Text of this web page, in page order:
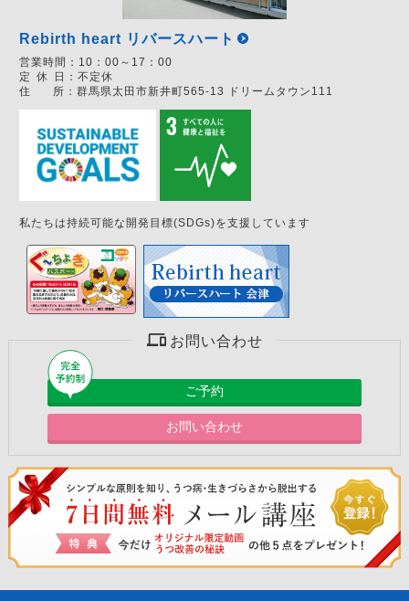
Rebirth heart リバースハート
営業時間： 10：00～17：00
定 休 日： 不定休
住
所： 群馬県太田市新井町565-13 ドリームタウン111
私たちは持続可能な開発目標(SDGs)を支援しています
お問い合わせ
ご予約
お問い合わせ